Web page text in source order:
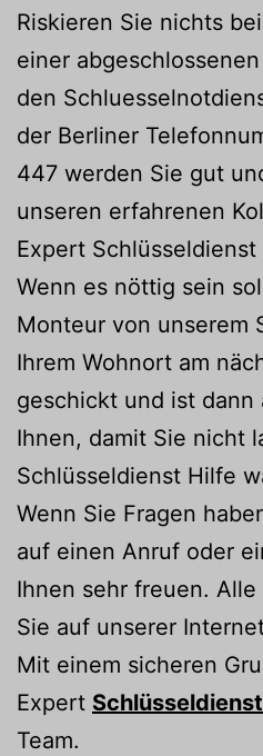
Riskieren Sie nichts
einer
den
der Berliner
447 werden Sie gut
unseren erfahrenen
Expert
Wenn es nöttig sein
Monteur von unserem
Ihrem Wohnort am
geschickt und ist dann
Ihnen, damit Sie nicht
Schlüsseldienst Hilfe
Wenn Sie Fragen
auf einen Anruf oder
Ihnen sehr freuen.
Sie auf unserer
Mit einem sicheren
Expert
Team.